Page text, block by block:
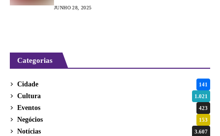
JUNHO 28, 2025
Categorias
Cidade 141
Cultura 1.021
Eventos 423
Negócios 153
Notícias 3.607